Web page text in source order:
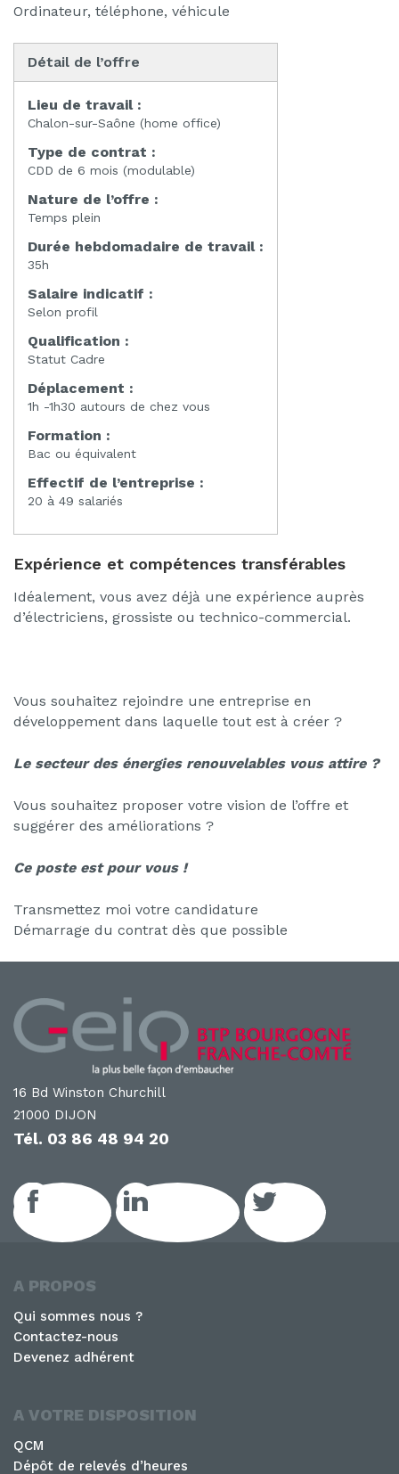
Ordinateur, téléphone, véhicule
Détail de l’offre
Lieu de travail :
Chalon-sur-Saône (home office)
Type de contrat :
CDD de 6 mois (modulable)
Nature de l’offre :
Temps plein
Durée hebdomadaire de travail :
35h
Salaire indicatif :
Selon profil
Qualification :
Statut Cadre
Déplacement :
1h -1h30 autours de chez vous
Formation :
Bac ou équivalent
Effectif de l’entreprise :
20 à 49 salariés
Expérience et compétences transférables
Idéalement, vous avez déjà une expérience auprès
d’électriciens, grossiste ou technico-commercial.
Vous souhaitez rejoindre une entreprise en
développement dans laquelle tout est à créer ?
Le secteur des énergies renouvelables vous attire ?
Vous souhaitez proposer votre vision de l’offre et
suggérer des améliorations ?
Ce poste est pour vous !
Transmettez moi votre candidature
Démarrage du contrat dès que possible
16 Bd Winston Churchill
21000 DIJON
Tél. 03 86 48 94 20
Facebook LinkedIn GEIQ Twitter
A PROPOS
Qui sommes nous ?
Contactez-nous
Devenez adhérent
A VOTRE DISPOSITION
QCM
Dépôt de relevés d’heures